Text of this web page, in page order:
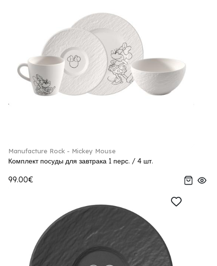
Manufacture Rock - Mickey Mouse
Комплект посуды для завтрака 1 перс. / 4 шт.
99.00€